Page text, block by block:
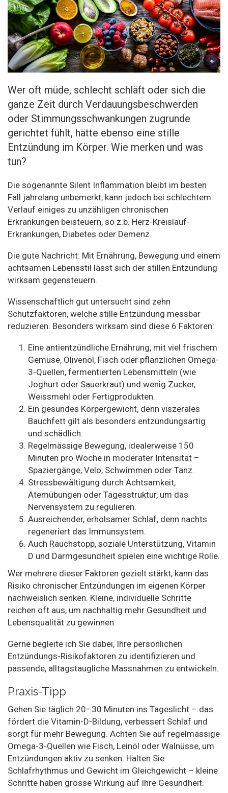
Wer oft müde, schlecht schläft oder sich die
ganze Zeit durch Verdauungsbeschwerden
oder Stimmungsschwankungen zugrunde
gerichtet fühlt, hätte ebenso eine stille
Entzündung im Körper. Wie merken und was
tun?
Die sogenannte Silent Inflammation bleibt im besten
Fall jahrelang unbemerkt, kann jedoch bei schlechtem
Verlauf einiges zu unzähligen chronischen
Erkrankungen beisteuern, so z.b. Herz-Kreislauf-
Erkrankungen, Diabetes oder Demenz.
Die gute Nachricht: Mit Ernährung, Bewegung und einem
achtsamen Lebensstil lässt sich der stillen Entzündung
wirksam gegensteuern.
Wissenschaftlich gut untersucht sind zehn
Schutzfaktoren, welche stille Entzündung messbar
reduzieren. Besonders wirksam sind diese 6 Faktoren:
Eine antientzündliche Ernährung, mit viel frischem
Gemüse, Olivenöl, Fisch oder pflanzlichen Omega-
3-Quellen, fermentierten Lebensmitteln (wie
Joghurt oder Sauerkraut) und wenig Zucker,
Weissmehl oder Fertigprodukten.
Ein gesundes Körpergewicht, denn viszerales
Bauchfett gilt als besonders entzündungsartig
und schädlich.
Regelmässige Bewegung, idealerweise 150
Minuten pro Woche in moderater Intensität –
Spaziergänge, Velo, Schwimmen oder Tanz.
Stressbewältigung durch Achtsamkeit,
Atemübungen oder Tagesstruktur, um das
Nervensystem zu regulieren.
Ausreichender, erholsamer Schlaf, denn nachts
regeneriert das Immunsystem.
Auch Rauchstopp, soziale Unterstützung, Vitamin
D und Darmgesundheit spielen eine wichtige Rolle.
Wer mehrere dieser Faktoren gezielt stärkt, kann das
Risiko chronischer Entzündungen im eigenen Körper
nachweislich senken. Kleine, individuelle Schritte
reichen oft aus, um nachhaltig mehr Gesundheit und
Lebensqualität zu gewinnen.
Gerne begleite ich Sie dabei, Ihre persönlichen
Entzündungs-Risikofaktoren zu identifizieren und
passende, alltagstaugliche Massnahmen zu entwickeln.
Praxis-Tipp
Gehen Sie täglich 20–30 Minuten ins Tageslicht – das
fördert die Vitamin-D-Bildung, verbessert Schlaf und
sorgt für mehr Bewegung. Achten Sie auf regelmässige
Omega-3-Quellen wie Fisch, Leinöl oder Walnüsse, um
Entzündungen aktiv zu senken. Halten Sie
Schlafrhythmus und Gewicht im Gleichgewicht – kleine
Schritte haben grosse Wirkung auf Ihre Gesundheit.